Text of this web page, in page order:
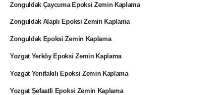
Zonguldak Çaycuma Epoksi Zemin Kaplama
Zonguldak Alaplı Epoksi Zemin Kaplama
Zonguldak Epoksi Zemin Kaplama
Yozgat Yerköy Epoksi Zemin Kaplama
Yozgat Yenifakılı Epoksi Zemin Kaplama
Yozgat Şefaatli Epoksi Zemin Kaplama